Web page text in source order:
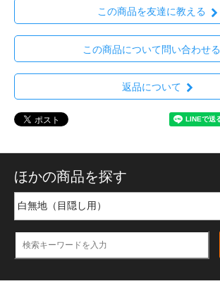
この商品を友達に教える
この商品について問い合わせる
返品について
ほかの商品を探す